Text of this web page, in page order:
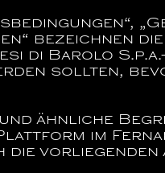
bezeichnen
di Barolo S.p.a.
sollten,
ähnliche
im
vorliegenden